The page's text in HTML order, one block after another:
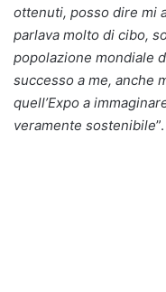
ottenuti, posso dire mi
parlava molto di cibo,
popolazione mondiale
successo a me, anche
quell’Expo a
veramente sostenibile”.